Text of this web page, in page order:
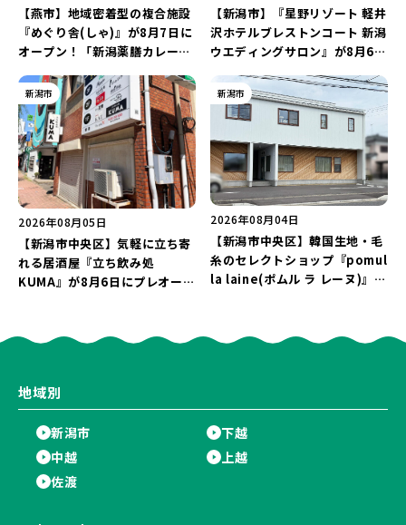
【燕市】地域密着型の複合施設
『めぐり舎(しゃ)』が8月7日に
オープン！「新潟薬膳カレー
メニューや漆喰アートを楽しも
う♪
【新潟市】『星野リゾート 軽井
沢ホテルブレストンコート 新潟
ウエディングサロン』が8月6日
グを万代で相談しよう♪
新潟市
2026年08月05日
【新潟市中央区】気軽に立ち寄
れる居酒屋『立ち飲み処
KUMA』が8月6日にプレオープ
♪
新潟市
2026年08月04日
【新潟市中央区】韓国生地・毛
糸のセレクトショップ『pomul
la laine(ポムル ラ レーヌ)』が
ゼント♪
地域別
新潟市
下越
中越
上越
佐渡